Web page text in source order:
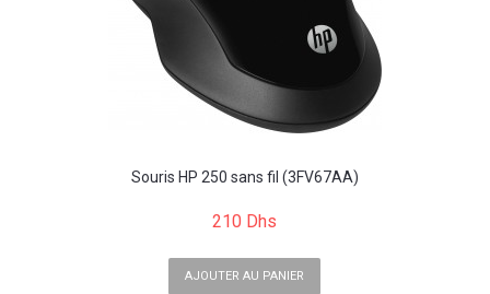
Souris HP 250 sans fil (3FV67AA)
210 Dhs
AJOUTER AU PANIER